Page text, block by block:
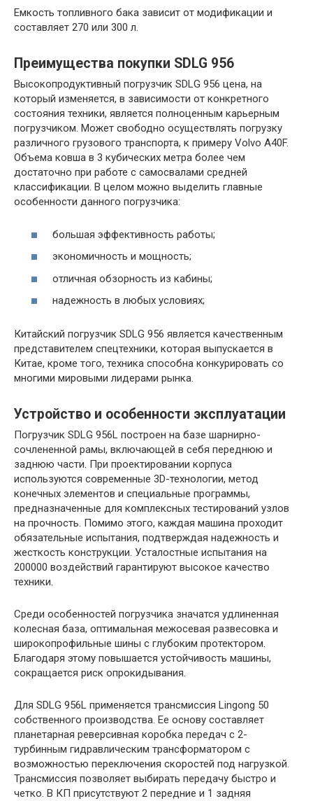
Емкость топливного бака зависит от модификации и
составляет 270 или 300 л.
Преимущества покупки SDLG 956
Высокопродуктивный погрузчик SDLG 956 цена, на
который изменяется, в зависимости от конкретного
состояния техники, является полноценным карьерным
погрузчиком. Может свободно осуществлять погрузку
различного грузового транспорта, к примеру Volvo A40F.
Объема ковша в 3 кубических метра более чем
достаточно при работе с самосвалами средней
классификации. В целом можно выделить главные
особенности данного погрузчика:
большая эффективность работы;
экономичность и мощность;
отличная обзорность из кабины;
надежность в любых условиях;
Китайский погрузчик SDLG 956 является качественным
представителем спецтехники, которая выпускается в
Китае, кроме того, техника способна конкурировать со
многими мировыми лидерами рынка.
Устройство и особенности эксплуатации
Погрузчик SDLG 956L построен на базе шарнирно-
сочлененной рамы, включающей в себя переднюю и
заднюю части. При проектировании корпуса
используются современные 3D-технологии, метод
конечных элементов и специальные программы,
предназначенные для комплексных тестирований узлов
на прочность. Помимо этого, каждая машина проходит
обязательные испытания, подтверждая надежность и
жесткость конструкции. Усталостные испытания на
200000 воздействий гарантируют высокое качество
техники.
Среди особенностей погрузчика значатся удлиненная
колесная база, оптимальная межосевая развесовка и
широкопрофильные шины с глубоким протектором.
Благодаря этому повышается устойчивость машины,
сокращается риск опрокидывания.
Для SDLG 956L применяется трансмиссия Lingong 50
собственного производства. Ее основу составляет
планетарная реверсивная коробка передач с 2-
турбинным гидравлическим трансформатором с
возможностью переключения скоростей под нагрузкой.
Трансмиссия позволяет выбирать передачу быстро и
четко. В КП присутствуют 2 передние и 1 задняя